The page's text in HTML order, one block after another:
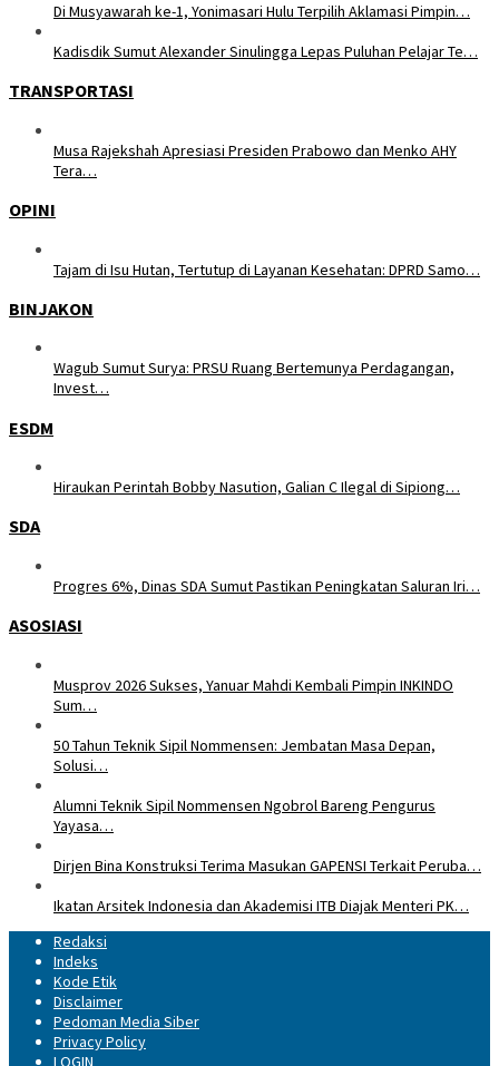
Di Musyawarah ke-1, Yonimasari Hulu Terpilih Aklamasi Pimpin…
Kadisdik Sumut Alexander Sinulingga Lepas Puluhan Pelajar Te…
TRANSPORTASI
Musa Rajekshah Apresiasi Presiden Prabowo dan Menko AHY
Tera…
OPINI
Tajam di Isu Hutan, Tertutup di Layanan Kesehatan: DPRD Samo…
BINJAKON
Wagub Sumut Surya: PRSU Ruang Bertemunya Perdagangan,
Invest…
ESDM
Hiraukan Perintah Bobby Nasution, Galian C Ilegal di Sipiong…
SDA
Progres 6%, Dinas SDA Sumut Pastikan Peningkatan Saluran Iri…
ASOSIASI
Musprov 2026 Sukses, Yanuar Mahdi Kembali Pimpin INKINDO
Sum…
50 Tahun Teknik Sipil Nommensen: Jembatan Masa Depan,
Solusi…
Alumni Teknik Sipil Nommensen Ngobrol Bareng Pengurus
Yayasa…
Dirjen Bina Konstruksi Terima Masukan GAPENSI Terkait Peruba…
Ikatan Arsitek Indonesia dan Akademisi ITB Diajak Menteri PK…
Redaksi
Indeks
Kode Etik
Disclaimer
Pedoman Media Siber
Privacy Policy
LOGIN